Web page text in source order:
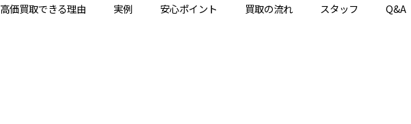
高価買取できる理由 実例 安心ポイント 買取の流れ スタッフ Q&A